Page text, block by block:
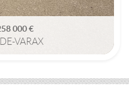
000 €
VARAX